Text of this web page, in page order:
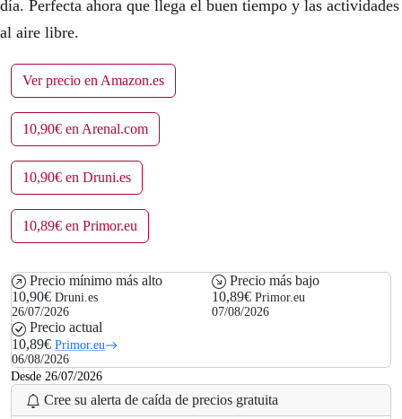
día. Perfecta ahora que llega el buen tiempo y las actividades
al aire libre.
Ver precio en Amazon.es
10,90€ en Arenal.com
10,90€ en Druni.es
10,89€ en Primor.eu
Precio mínimo más alto
10,90€ Druni.es
26/07/2026
Precio más bajo
10,89€ Primor.eu
07/08/2026
Precio actual
10,89€ Primor.eu
06/08/2026
Desde 26/07/2026
Cree su alerta de caída de precios gratuita